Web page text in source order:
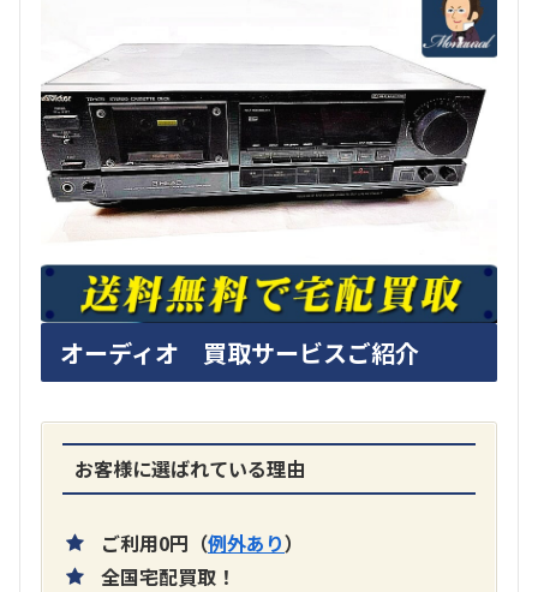
オーディオ 買取サービスご紹介
お客様に選ばれている理由
ご利用0円（例外あり）
全国宅配買取！